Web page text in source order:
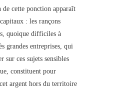
cette ponction apparaît
: les rançons
quoique difficiles à
grandes entreprises, qui
sur ces sujets sensibles
constituent pour
argent hors du territoire